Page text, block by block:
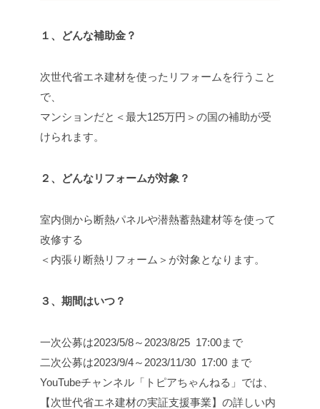
１、どんな補助金？
次世代省エネ建材を使ったリフォームを行うこと
で、
マンションだと＜最大125万円＞の国の補助が受
けられます。
２、どんなリフォームが対象？
室内側から断熱パネルや潜熱蓄熱建材等を使って
改修する
＜内張り断熱リフォーム＞が対象となります。
３、期間はいつ？
一次公募は2023/5/8～2023/8/25 17:00まで
二次公募は2023/9/4～2023/11/30 17:00 まで
YouTubeチャンネル「トピアちゃんねる」では、
【次世代省エネ建材の実証支援事業】の詳しい内